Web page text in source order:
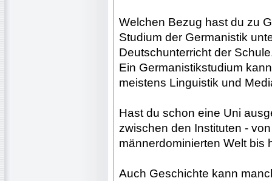
Welchen Bezug hast du zu
Studium der Germanistik
Deutschunterricht der
Ein Germanistikstudium
meistens Linguistik und
Hast du schon eine Uni
zwischen den Instituten -
männerdominierten Welt bis
Auch Geschichte kann